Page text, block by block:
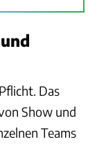
Das
Show und
Teams